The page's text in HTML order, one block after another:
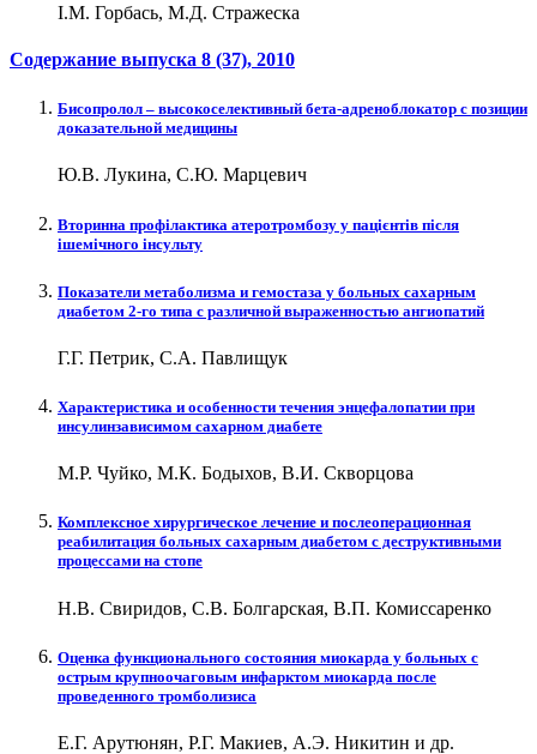
І.М. Горбась, М.Д. Стражеска
Содержание выпуска 8 (37), 2010
Бисопролол – высокоселективный бета-адреноблокатор с позиции
доказательной медицины
Ю.В. Лукина, С.Ю. Марцевич
Вторинна профілактика атеротромбозу у пацієнтів після
ішемічного інсульту
Показатели метаболизма и гемостаза у больных сахарным
диабетом 2-го типа с различной выраженностью ангиопатий
Г.Г. Петрик, С.А. Павлищук
Характеристика и особенности течения энцефалопатии при
инсулинзависимом сахарном диабете
М.Р. Чуйко, М.К. Бодыхов, В.И. Скворцова
Комплексное хирургическое лечение и послеоперационная
реабилитация больных сахарным диабетом с деструктивными
процессами на стопе
Н.В. Свиридов, С.В. Болгарская, В.П. Комиссаренко
Оценка функционального состояния миокарда у больных с
острым крупноочаговым инфарктом миокарда после
проведенного тромболизиса
Е.Г. Арутюнян, Р.Г. Макиев, А.Э. Никитин и др.